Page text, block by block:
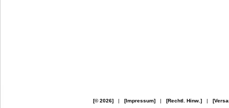
[© 2026] | [Impressum] | [Rechtl. Hinw.] |